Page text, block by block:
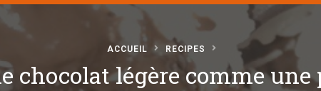
ACCUEIL RECIPES
chocolat légère comme une